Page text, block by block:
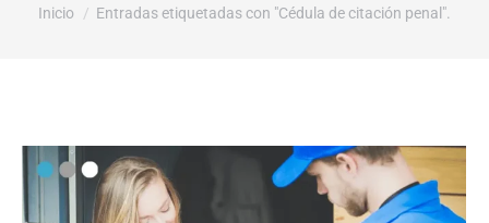
Inicio Entradas etiquetadas con "Cédula de citación penal".